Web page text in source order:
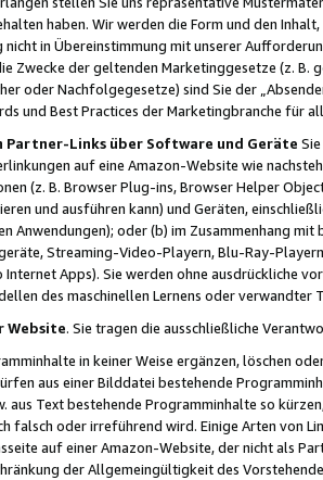
haben. Wir werden die Form und den
in Übereinstimmung mit unserer
Zwecke der geltenden Marketinggesetze (z. B.
oder Nachfolgegesetze) sind Sie der
und Best Practices der Marketingbranche für
Partner-Links über Software und Geräte
auf eine Amazon-Website wie
(z. B. Browser Plug-ins, Browser Helper
und ausführen kann) und Geräten,
Anwendungen); oder (b) im Zusammenhang
Streaming-Video-Playern, Blu-Ray-
Internet Apps). Sie werden ohne ausdrückliche
des maschinellen Lernens oder
Website. Sie tragen die ausschließliche
in keiner Weise ergänzen, löschen
aus einer Bilddatei bestehende
aus Text bestehende Programminhalte so
falsch oder irreführend wird. Einige Arten von
auf einer Amazon-Website, der nicht als
der Allgemeingültigkeit des